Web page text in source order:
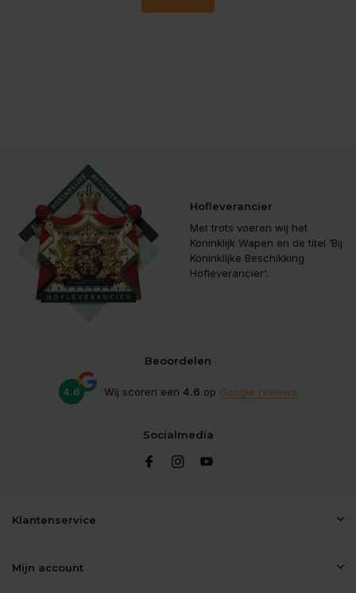
Hofleverancier
Met trots voeren wij het
Koninklijk Wapen en de titel ‘Bij
Koninklijke Beschikking
Hofleverancier'.
Beoordelen
4.6 Wij scoren een 4.6 op Google reviews
Socialmedia
Klantenservice
Mijn account